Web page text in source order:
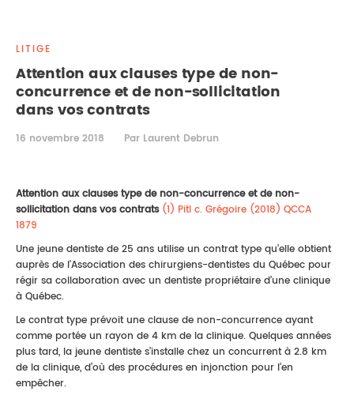
PROPRIÉTÉ INTELLECTUELLE
DROIT DE LA FAMILLE
LITIGE
Attention aux clauses type de non-
concurrence et de non-sollicitation
dans vos contrats
16 novembre 2018 Par Laurent Debrun
Attention aux clauses type de non-concurrence et de non-
sollicitation dans vos contrats (1) Pitl c. Grégoire (2018) QCCA
1879
Une jeune dentiste de 25 ans utilise un contrat type qu’elle obtient
auprès de l’Association des chirurgiens-dentistes du Québec pour
régir sa collaboration avec un dentiste propriétaire d’une clinique
à Québec.
Le contrat type prévoit une clause de non-concurrence ayant
comme portée un rayon de 4 km de la clinique. Quelques années
plus tard, la jeune dentiste s’installe chez un concurrent à 2.8 km
de la clinique, d’où des procédures en injonction pour l’en
empêcher.